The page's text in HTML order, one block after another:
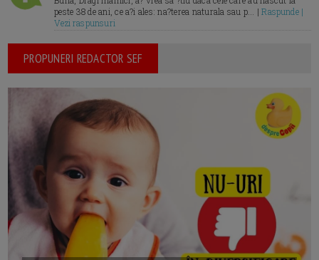
peste 38 de ani, ce a?i ales: na?terea naturala sau p... |Raspunde |
Vezi raspunsuri
PROPUNERI REDACTOR SEF